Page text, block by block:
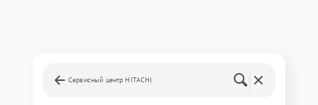
Сервисный центр HITACHI